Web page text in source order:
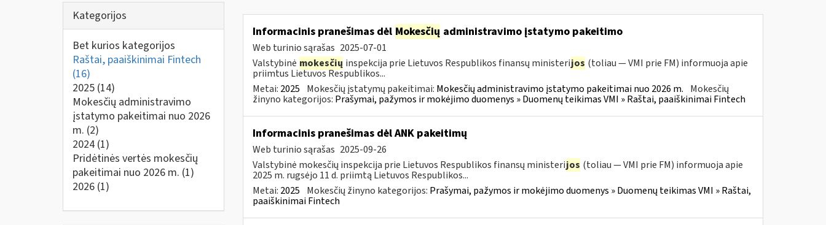
Kategorijos
Bet kurios kategorijos
Raštai, paaiškinimai Fintech
(16)
2025 (14)
Mokesčių administravimo
įstatymo pakeitimai nuo 2026
m. (2)
2024 (1)
Pridėtinės vertės mokesčių
pakeitimai nuo 2026 m. (1)
2026 (1)
Informacinis pranešimas dėl Mokesčių administravimo įstatymo pakeitimo
Web turinio sąrašas 2025-07-01
Valstybinė mokesčių inspekcija prie Lietuvos Respublikos finansų ministerijos (toliau — VMI prie FM) informuoja apie
priimtus Lietuvos Respublikos...
Metai: 2025 Mokesčių įstatymų pakeitimai: Mokesčių administravimo įstatymo pakeitimai nuo 2026 m. Mokesčių
žinyno kategorijos: Prašymai, pažymos ir mokėjimo duomenys » Duomenų teikimas VMI » Raštai, paaiškinimai Fintech
Informacinis pranešimas dėl ANK pakeitimų
Web turinio sąrašas 2025-09-26
Valstybinė mokesčių inspekcija prie Lietuvos Respublikos finansų ministerijos (toliau — VMI prie FM) informuoja apie
2025 m. rugsėjo 11 d. priimtą Lietuvos Respublikos...
Metai: 2025 Mokesčių žinyno kategorijos: Prašymai, pažymos ir mokėjimo duomenys » Duomenų teikimas VMI » Raštai,
paaiškinimai Fintech